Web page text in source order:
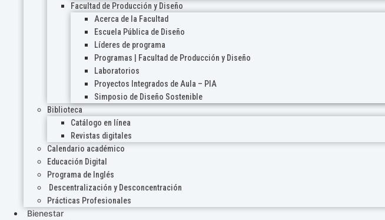
Facultad de Producción y Diseño
Acerca de la Facultad
Escuela Pública de Diseño
Líderes de programa
Programas | Facultad de Producción y Diseño
Laboratorios
Proyectos Integrados de Aula – PIA
Simposio de Diseño Sostenible
Biblioteca
Catálogo en línea
Revistas digitales
Calendario académico
Educación Digital
Programa de Inglés
Descentralización y Desconcentración
Prácticas Profesionales
Bienestar